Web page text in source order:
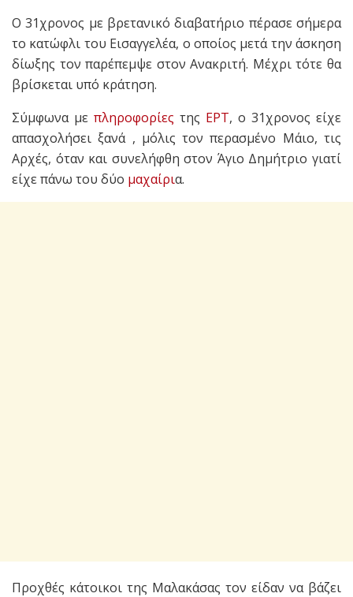
Ο 31χρονος με βρετανικό διαβατήριο πέρασε σήμερα
το κατώφλι του Εισαγγελέα, ο οποίος μετά την άσκηση
δίωξης τον παρέπεμψε στον Ανακριτή. Μέχρι τότε θα
βρίσκεται υπό κράτηση.
Σύμφωνα με πληροφορίες της ΕΡΤ, ο 31χρονος είχε
απασχολήσει ξανά , μόλις τον περασμένο Μάιο, τις
Αρχές, όταν και συνελήφθη στον Άγιο Δημήτριο γιατί
είχε πάνω του δύο μαχαίρια.
Προχθές κάτοικοι της Μαλακάσας τον είδαν να βάζει